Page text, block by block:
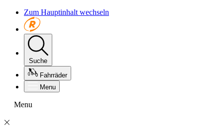
Zum Hauptinhalt wechseln
Suche
Fahrräder
Menu
Menu